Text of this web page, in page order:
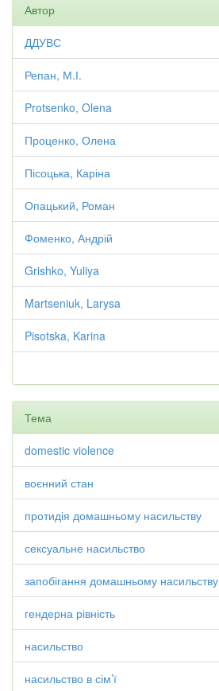
Автор
ДДУВС
Репан, М.І.
Protsenko, Olena
Проценко, Олена
Пісоцька, Каріна
Опацький, Роман
Фоменко, Андрій
Grishko, Yuliya
Martseniuk, Larysa
Pisotska, Karina
Тема
domestic violence
воєнний стан
протидія домашньому насильству
сексуальне насильство
запобігання домашньому насильству
гендерна рівність
насильство
насильство в сім’ї